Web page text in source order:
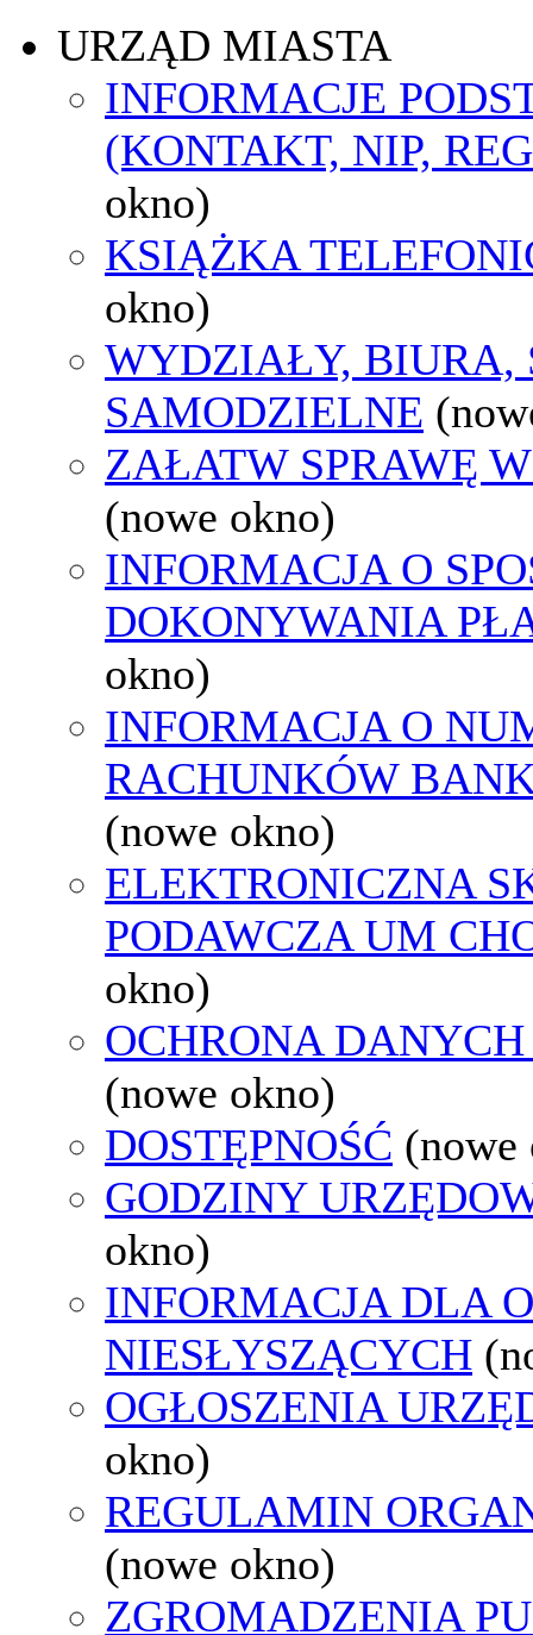
URZĄD MIASTA
INFORMACJE
(KONTAKT, NIP,
okno)
KSIĄŻKA
okno)
WYDZIAŁY, BIURA,
SAMODZIELNE
ZAŁATW SPRAWĘ
(nowe okno)
INFORMACJA O
DOKONYWANIA
okno)
INFORMACJA O
RACHUNKÓW
(nowe okno)
ELEKTRONICZNA
PODAWCZA UM
okno)
OCHRONA
(nowe okno)
DOSTĘPNOŚĆ (nowe
GODZINY
okno)
INFORMACJA DLA
NIESŁYSZĄCYCH
OGŁOSZENIA
okno)
REGULAMIN
(nowe okno)
ZGROMADZENIA